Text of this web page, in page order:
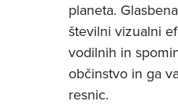
planeta.
številni vizualni
vodilnih in
občinstvo in ga
resnic.